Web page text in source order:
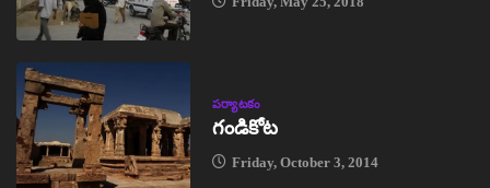
పర్యాటకం
గండికోట
Friday, October 3, 2014